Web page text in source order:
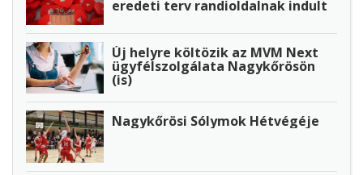
eredeti terv randioldalnak indult
Új helyre költözik az MVM Next
ügyfélszolgálata Nagykőrösön
(is)
Nagykőrösi Sólymok Hétvégéje